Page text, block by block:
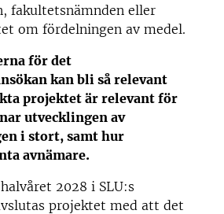
fakultetsnämnden eller
om fördelningen av medel.
för det
kan bli så relevant
projektet är relevant för
utvecklingen av
i stort, samt hur
avnämare.
2028 i SLU:s
projektet med att det